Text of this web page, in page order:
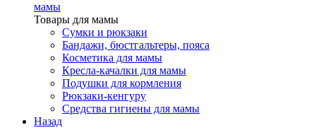
мамы
Товары для мамы
Сумки и рюкзаки
Бандажи, бюстгальтеры, пояса
Косметика для мамы
Кресла-качалки для мамы
Подушки для кормления
Рюкзаки-кенгуру
Средства гигиены для мамы
Назад